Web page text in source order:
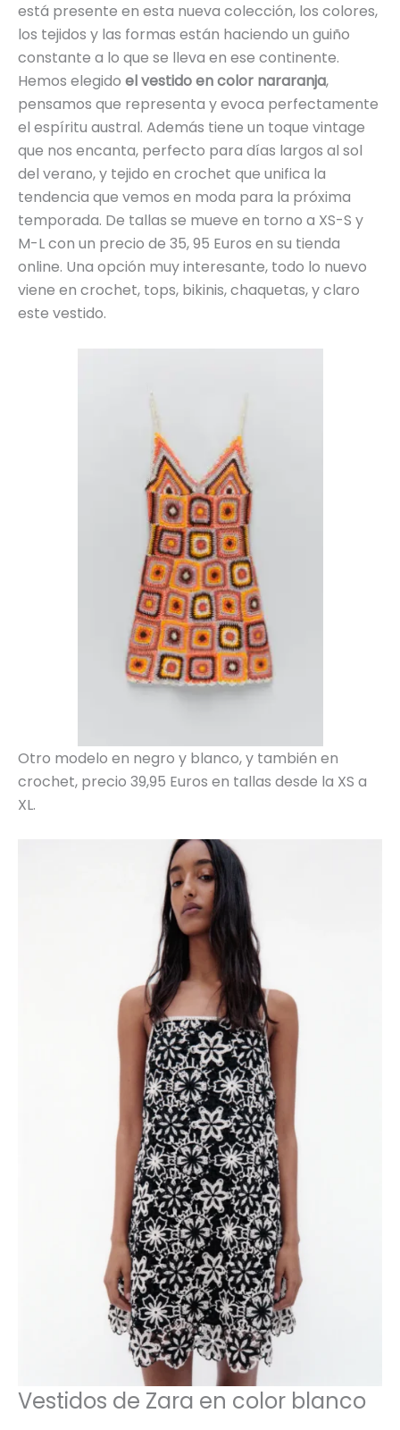
está presente en esta nueva colección, los colores,
los tejidos y las formas están haciendo un guiño
constante a lo que se lleva en ese continente.
Hemos elegido el vestido en color nararanja,
pensamos que representa y evoca perfectamente
el espíritu austral. Además tiene un toque vintage
que nos encanta, perfecto para días largos al sol
del verano, y tejido en crochet que unifica la
tendencia que vemos en moda para la próxima
temporada. De tallas se mueve en torno a XS-S y
M-L con un precio de 35, 95 Euros en su tienda
online. Una opción muy interesante, todo lo nuevo
viene en crochet, tops, bikinis, chaquetas, y claro
este vestido.
Otro modelo en negro y blanco, y también en
crochet, precio 39,95 Euros en tallas desde la XS a
XL.
Vestidos de Zara en color blanco